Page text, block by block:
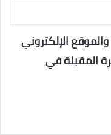
الإلكتروني
المقبلة في